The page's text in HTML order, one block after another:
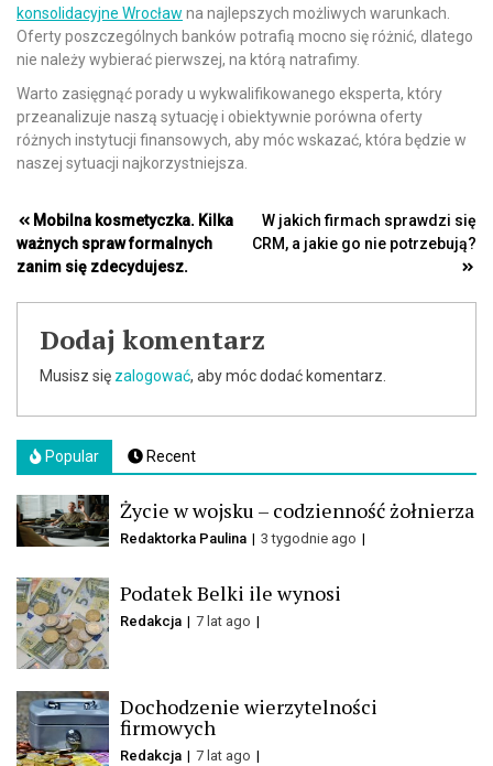
konsolidacyjne Wrocław na najlepszych możliwych warunkach.
Oferty poszczególnych banków potrafią mocno się różnić, dlatego
nie należy wybierać pierwszej, na którą natrafimy.
Warto zasięgnąć porady u wykwalifikowanego eksperta, który
przeanalizuje naszą sytuację i obiektywnie porówna oferty
różnych instytucji finansowych, aby móc wskazać, która będzie w
naszej sytuacji najkorzystniejsza.
Nawigacja
wpisu
Mobilna kosmetyczka. Kilka
ważnych spraw formalnych
zanim się zdecydujesz.
W jakich firmach sprawdzi się
CRM, a jakie go nie potrzebują?
Dodaj komentarz
Musisz się zalogować, aby móc dodać komentarz.
Popular Recent
Życie w wojsku – codzienność żołnierza
Redaktorka Paulina 3 tygodnie ago
Podatek Belki ile wynosi
Redakcja 7 lat ago
Dochodzenie wierzytelności
firmowych
Redakcja 7 lat ago